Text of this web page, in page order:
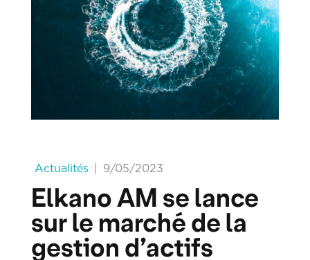
Elkano AM se lance
sur le marché de la
gestion d’actifs
9/05/2023
Actualités